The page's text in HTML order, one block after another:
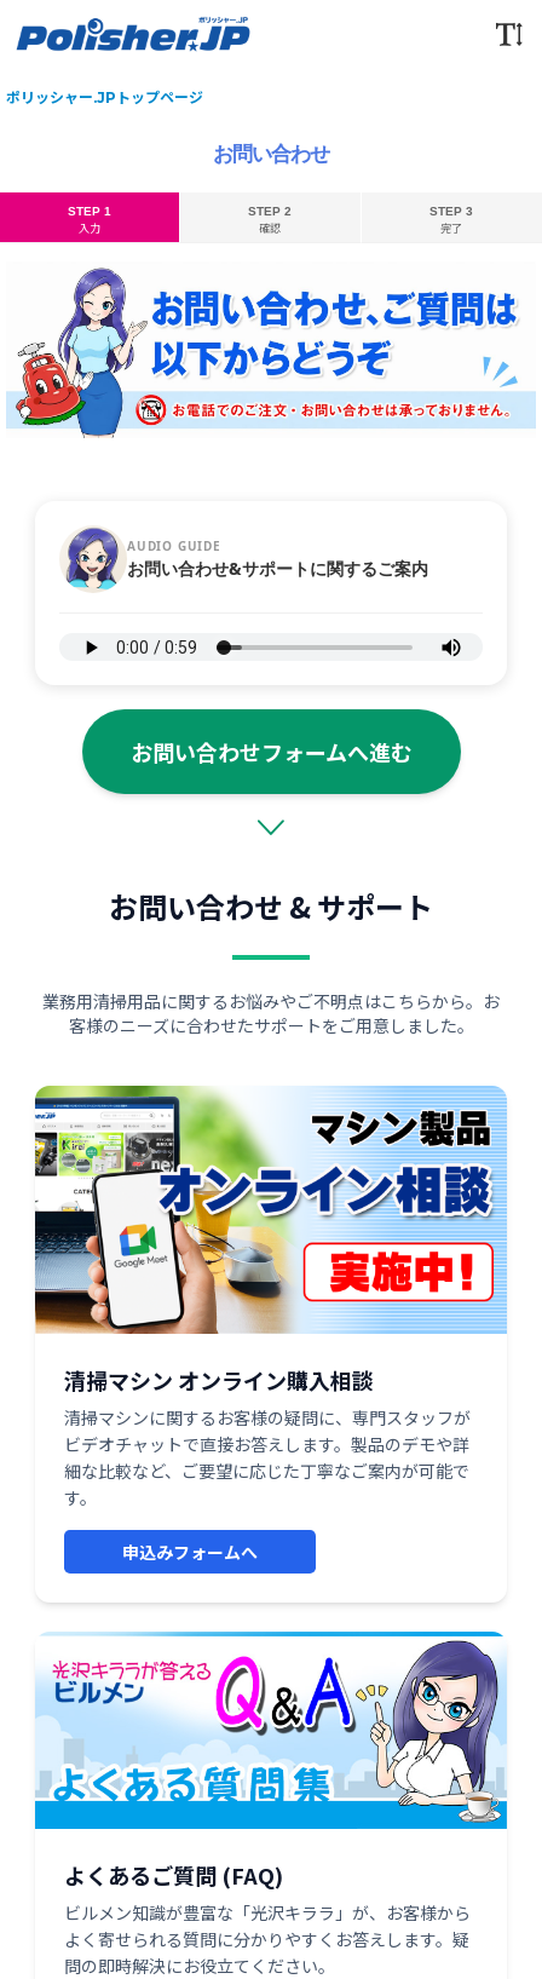
ポリッシャー.JPトップページ
お問い合わせ
STEP 1
入力
STEP 2
確認
STEP 3
完了
AUDIO GUIDE
お問い合わせ&サポートに関するご案内
お問い合わせフォームへ進む
お問い合わせ & サポート
業務用清掃用品に関するお悩みやご不明点はこちらから。お
客様のニーズに合わせたサポートをご用意しました。
清掃マシン オンライン購入相談
清掃マシンに関するお客様の疑問に、専門スタッフが
ビデオチャットで直接お答えします。製品のデモや詳
細な比較など、ご要望に応じた丁寧なご案内が可能で
す。
申込みフォームへ
よくあるご質問 (FAQ)
ビルメン知識が豊富な「光沢キララ」が、お客様から
よく寄せられる質問に分かりやすくお答えします。疑
問の即時解決にお役立てください。